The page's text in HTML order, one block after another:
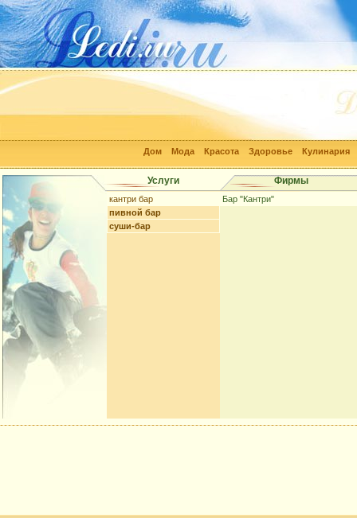
Дом Мода Красота Здоровье Кулинария
Услуги Фирмы
кантри бар
пивной бар
суши-бар
Бар "Кантри"